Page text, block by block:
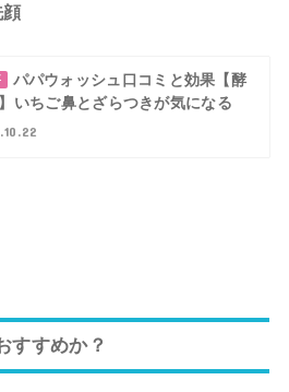
顔
パパウォッシュ口コミと効果【酵
いちご鼻とざらつきが気になる
すすめか？